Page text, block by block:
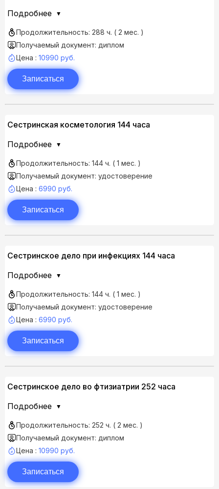
Подробнее
Продолжительность: 288 ч. ( 2 мес. )
Получаемый документ: диплом
Цена : 10990 руб.
Записаться
Сестринская косметология 144 часа
Подробнее
Продолжительность: 144 ч. ( 1 мес. )
Получаемый документ: удостоверение
Цена : 6990 руб.
Записаться
Сестринское дело при инфекциях 144 часа
Подробнее
Продолжительность: 144 ч. ( 1 мес. )
Получаемый документ: удостоверение
Цена : 6990 руб.
Записаться
Сестринское дело во фтизиатрии 252 часа
Подробнее
Продолжительность: 252 ч. ( 2 мес. )
Получаемый документ: диплом
Цена : 10990 руб.
Записаться